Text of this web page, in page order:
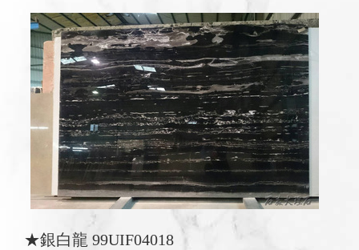
★銀白龍 99UIF04018